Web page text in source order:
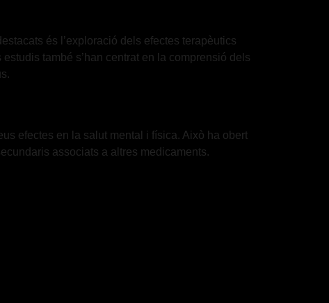
és l’exploració dels efectes terapèutics
també s’han centrat en la comprensió dels
efectes en la salut mental i física. Això ha obert
associats a altres medicaments.